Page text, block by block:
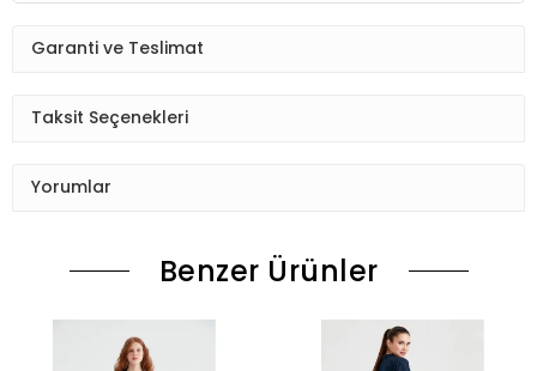
Garanti ve Teslimat
Taksit Seçenekleri
Yorumlar
Benzer Ürünler